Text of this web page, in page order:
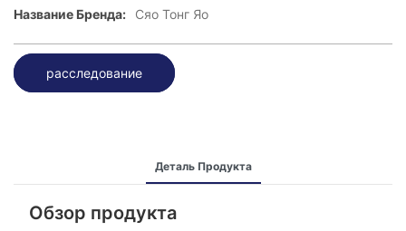
Название Бренда: Сяо Тонг Яо
расследование
Деталь Продукта
Обзор продукта